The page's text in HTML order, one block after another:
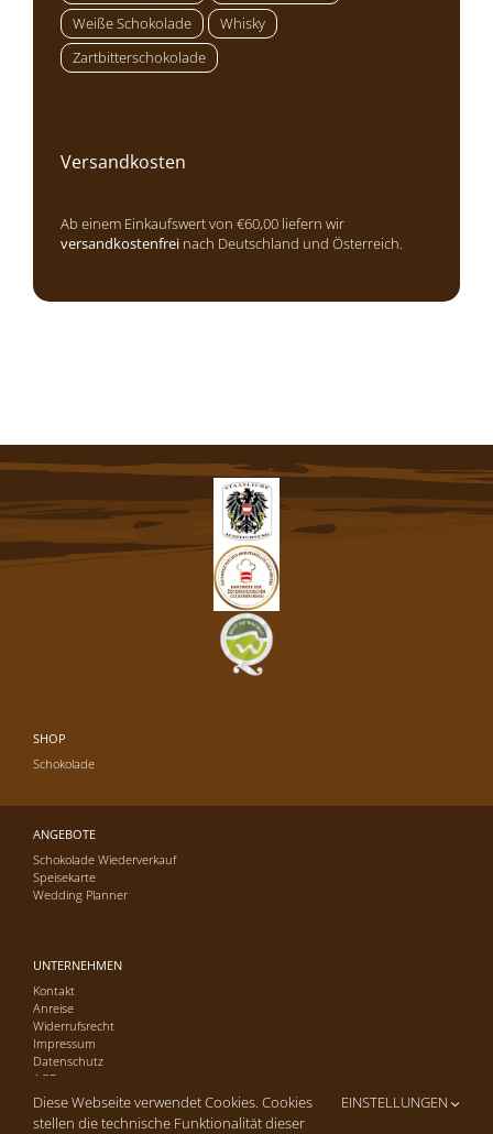
Weiße Schokolade
Whisky
Zartbitterschokolade
Versandkosten
Ab einem Einkaufswert von €60,00 liefern wir
versandkostenfrei nach Deutschland und Österreich.
SHOP
Schokolade
ANGEBOTE
Schokolade Wiederverkauf
Speisekarte
Wedding Planner
UNTERNEHMEN
Kontakt
Anreise
Widerrufsrecht
Impressum
Datenschutz
AGB
Diese Webseite verwendet Cookies. Cookies
stellen die technische Funktionalität dieser
EINSTELLUNGEN